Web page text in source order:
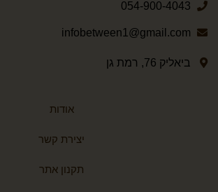
054-900-4043
infobetween1@gmail.com
ביאליק 76, רמת גן
אודות
יצירת קשר
תקנון אתר